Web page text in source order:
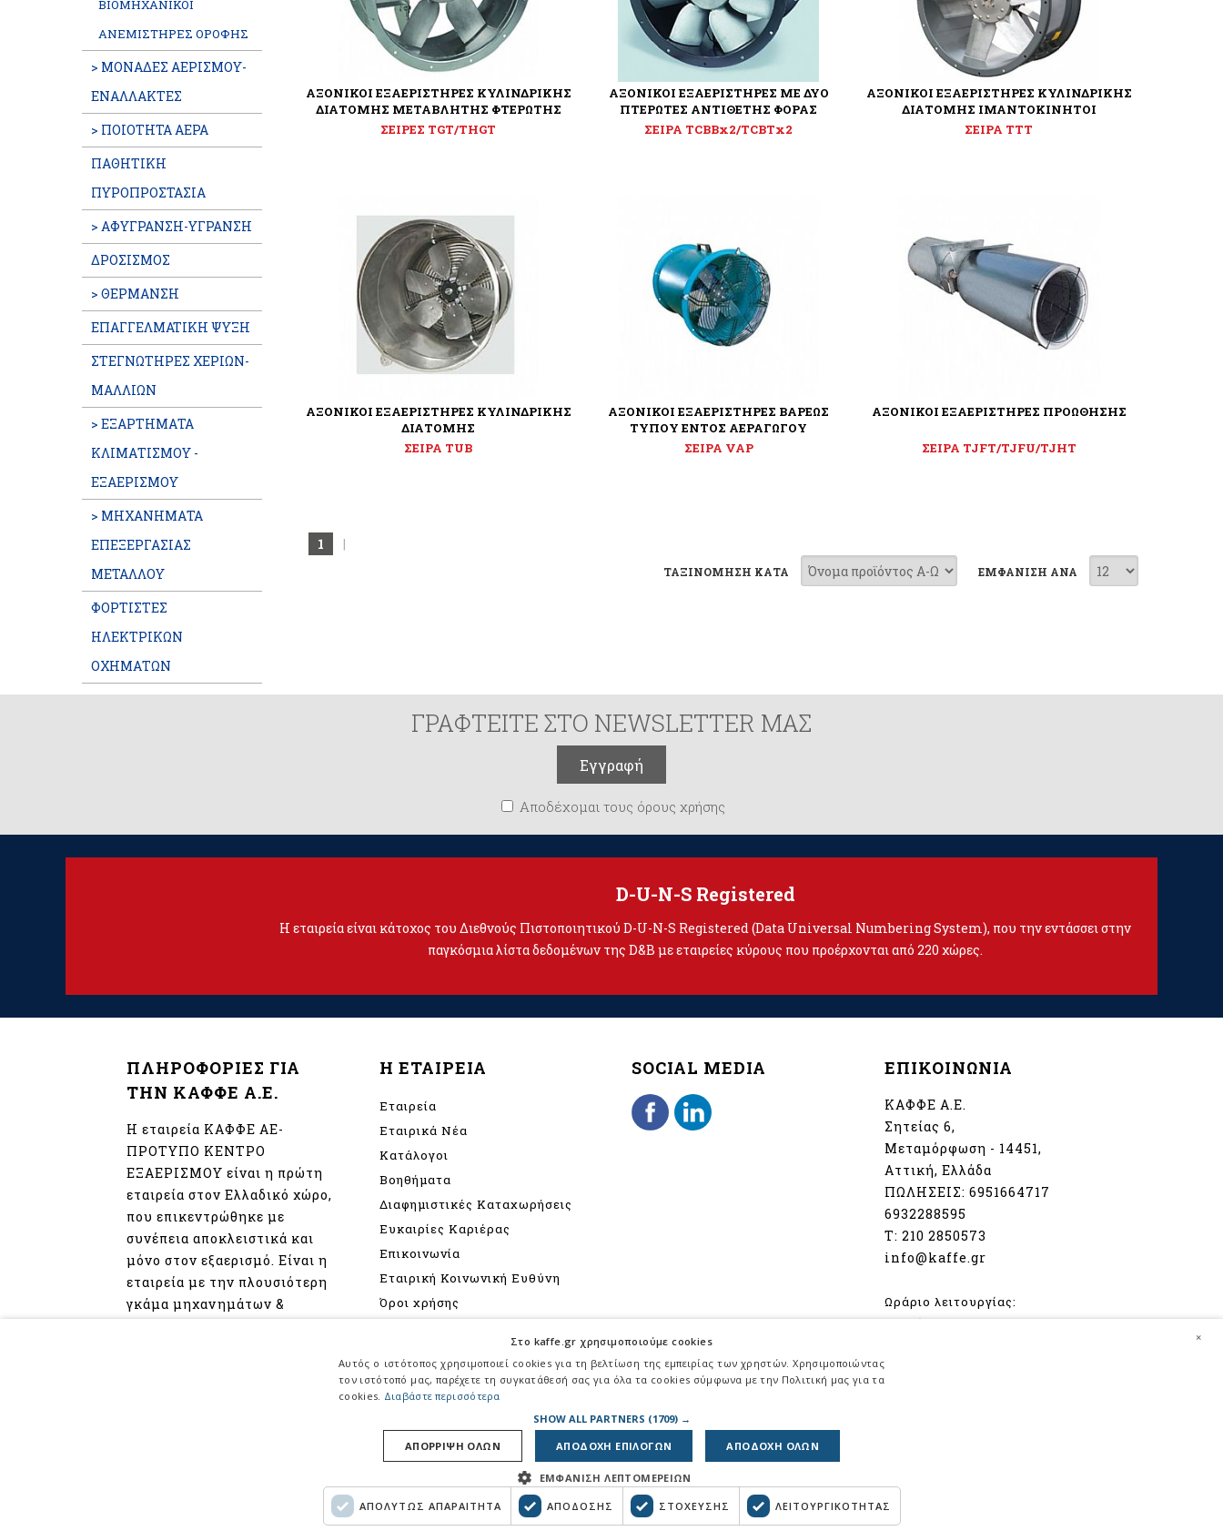
ΒΙΟΜΗΧΑΝΙΚΟΙ
ΑΝΕΜΙΣΤΗΡΕΣ ΟΡΟΦΗΣ
> ΜΟΝΑΔΕΣ ΑΕΡΙΣΜΟΥ-
ΕΝΑΛΛΑΚΤΕΣ
> ΠΟΙΟΤΗΤΑ ΑΕΡΑ
ΠΑΘΗΤΙΚΗ
ΠΥΡΟΠΡΟΣΤΑΣΙΑ
> ΑΦΥΓΡΑΝΣΗ-ΥΓΡΑΝΣΗ
ΔΡΟΣΙΣΜΟΣ
> ΘΕΡΜΑΝΣΗ
ΕΠΑΓΓΕΛΜATIKH ΨΥΞΗ
ΣΤΕΓΝΩΤΗΡΕΣ ΧΕΡΙΩΝ-
ΜΑΛΛΙΩΝ
> ΕΞΑΡΤΗΜΑΤΑ
ΚΛΙΜΑΤΙΣΜΟΥ -
ΕΞΑΕΡΙΣΜΟΥ
> ΜΗΧΑΝΗΜΑΤΑ
ΕΠΕΞΕΡΓΑΣΙΑΣ
ΜΕΤΑΛΛΟΥ
ΦΟΡΤΙΣΤΕΣ
ΗΛΕΚΤΡΙΚΩΝ
ΟΧΗΜΑΤΩΝ
ΑΞΟΝΙΚΟΙ ΕΞΑΕΡΙΣΤΗΡΕΣ ΚΥΛΙΝΔΡΙΚΗΣ
ΔΙΑΤΟΜΗΣ ΜΕΤΑΒΛΗΤΗΣ ΦΤΕΡΩΤΗΣ
ΣΕΙΡΕΣ TGT/THGT
ΑΞΟΝΙΚΟΙ ΕΞΑΕΡΙΣΤΗΡΕΣ ΜΕ ΔΥΟ
ΠΤΕΡΩΤΕΣ ΑΝΤΙΘΕΤΗΣ ΦΟΡΑΣ
ΣΕΙΡΑ TCBBx2/TCBTx2
ΑΞΟΝΙΚΟΙ ΕΞΑΕΡΙΣΤΗΡΕΣ ΚΥΛΙΝΔΡΙΚΗΣ
ΔΙΑΤΟΜΗΣ ΙΜΑΝΤΟΚΙΝΗΤΟΙ
ΣΕΙΡΑ TTT
ΑΞΟΝΙΚΟΙ ΕΞΑΕΡΙΣΤΗΡΕΣ ΚΥΛΙΝΔΡΙΚΗΣ
ΔΙΑΤΟΜΗΣ
ΣΕΙΡΑ TUB
ΑΞΟΝΙΚΟΙ ΕΞΑΕΡΙΣΤΗΡΕΣ ΒΑΡΕΩΣ
ΤΥΠΟΥ ΕΝΤΟΣ ΑΕΡΑΓΩΓΟΥ
ΣΕΙΡΑ VAP
ΑΞΟΝΙΚΟΙ ΕΞΑΕΡΙΣΤΗΡΕΣ ΠΡΟΩΘΗΣΗΣ
ΣΕΙΡΑ TJFT/TJFU/TJHT
1 |
ΕΜΦΑΝΙΣΗ ΑΝΑ
ΤΑΞΙΝΟΜΗΣΗ ΚΑΤΑ
ΓΡΑΦΤΕΙΤΕ ΣΤΟ NEWSLETTER ΜΑΣ
Αποδέχομαι τους όρους χρήσης
D-U-N-S Registered
Η εταιρεία είναι κάτοχος του Διεθνούς Πιστοποιητικού D-U-N-S Registered (Data Universal Numbering System), που την εντάσσει στην
παγκόσμια λίστα δεδομένων της D&B με εταιρείες κύρους που προέρχονται από 220 χώρες.
ΠΛΗΡΟΦΟΡΙΕΣ ΓΙΑ
ΤΗΝ ΚΑΦΦΕ Α.Ε.
Η εταιρεία ΚΑΦΦΕ ΑΕ-
ΠΡΟΤΥΠΟ ΚΕΝΤΡΟ
ΕΞΑΕΡΙΣΜΟΥ είναι η πρώτη
εταιρεία στον Ελλαδικό χώρο,
που επικεντρώθηκε με
συνέπεια αποκλειστικά και
μόνο στον εξαερισμό. Είναι η
εταιρεία με την πλουσιότερη
γκάμα μηχανημάτων &
Η ΕΤΑΙΡΕΙΑ
Εταιρεία
Εταιρικά Νέα
Κατάλογοι
Βοηθήματα
Διαφημιστικές Καταχωρήσεις
Ευκαιρίες Καριέρας
Επικοινωνία
Εταιρική Κοινωνική Ευθύνη
Όροι χρήσης
Διαγραφή
Πολιτική για την καταπολέμηση
της βίας - παρενόχλησης
SOCIAL MEDIA ΕΠΙΚΟΙΝΩΝΙΑ
ΚΑΦΦΕ Α.Ε.
Σητείας 6,
Μεταμόρφωση - 14451,
Αττική, Ελλάδα
ΠΩΛΗΣΕΙΣ: 6951664717
6932288595
Τ: 210 2850573
info@kaffe.gr
Ωράριο λειτουργίας:
Δευτέρα - Παρασκευή
Σάββατο
×
Στο kaffe.gr χρησιμοποιούμε cookies
Αυτός ο ιστότοπος χρησιμοποιεί cookies για τη βελτίωση της εμπειρίας των χρηστών. Χρησιμοποιώντας
τον ιστότοπό μας, παρέχετε τη συγκατάθεσή σας για όλα τα cookies σύμφωνα με την Πολιτική μας για τα
cookies. Διαβάστε περισσότερα
SHOW ALL PARTNERS (1709) →
ΑΠΟΛΥΤΩΣ ΑΠΑΡΑΙΤΗΤΑ ΑΠΟΔΟΣΗΣ ΣΤΟΧΕΥΣΗΣ ΛΕΙΤΟΥΡΓΙΚΟΤΗΤΑΣ
ΑΠΟΔΟΧΗ ΕΠΙΛΟΓΩΝ ΑΠΟΔΟΧΗ ΟΛΩΝ
ΑΠΟΡΡΙΨΗ ΟΛΩΝ
ΕΜΦΑΝΙΣΗ ΛΕΠΤΟΜΕΡΕΙΩΝ